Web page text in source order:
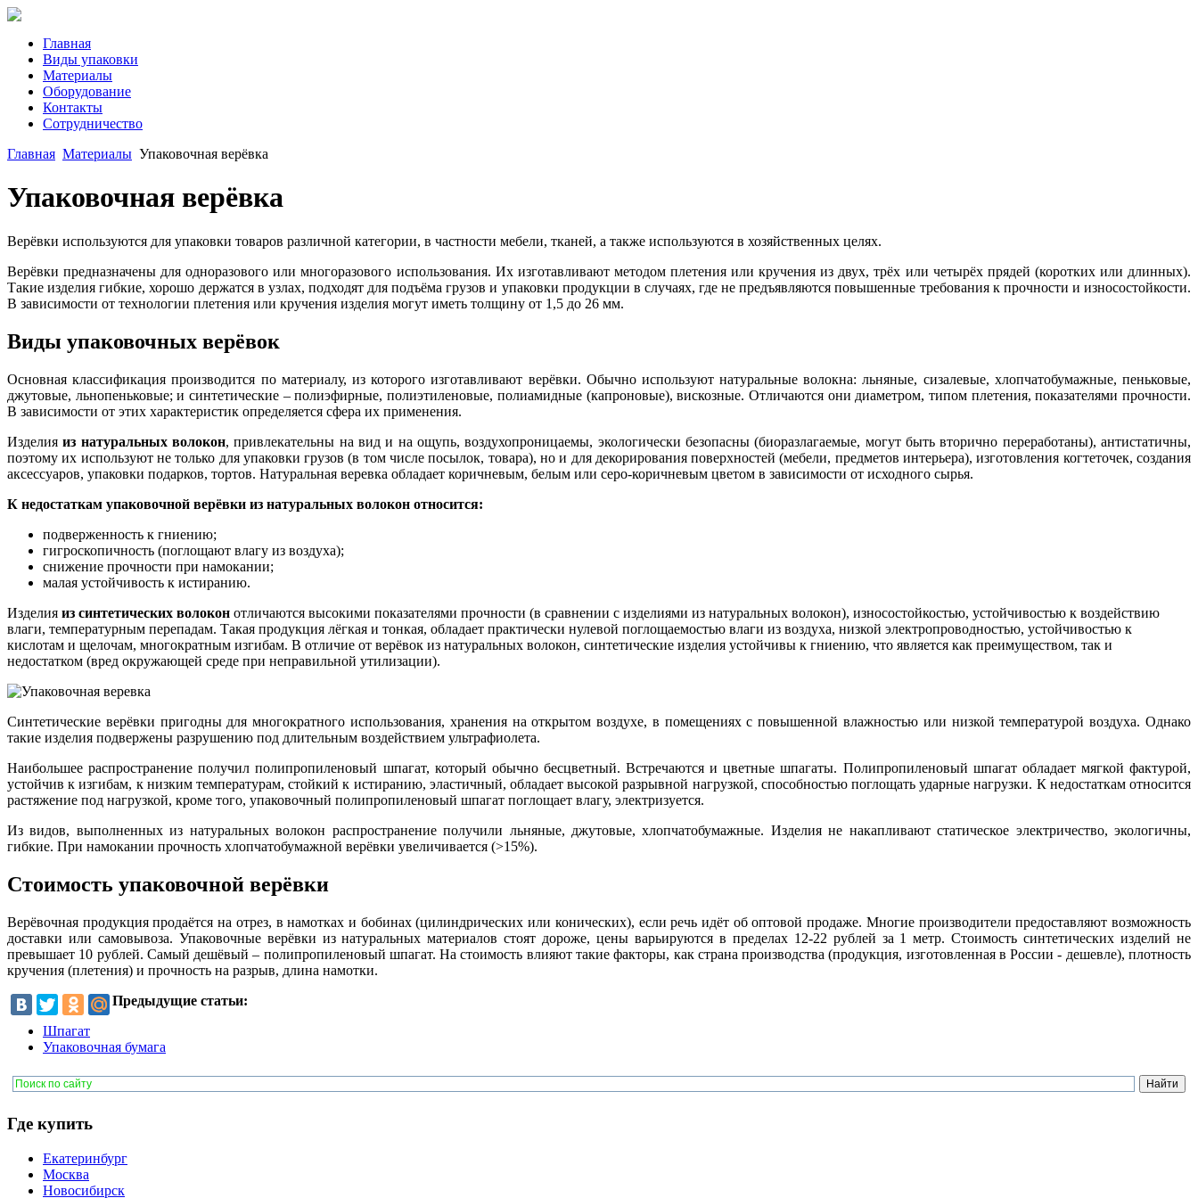
Главная
Виды упаковки
Материалы
Оборудование
Контакты
Сотрудничество
Главная Материалы Упаковочная верёвка
Упаковочная верёвка
Верёвки используются для упаковки товаров различной категории, в частности мебели, тканей, а также используются в хозяйственных целях.
Верёвки предназначены для одноразового или многоразового использования. Их изготавливают методом плетения или кручения из двух, трёх или четырёх прядей (коротких или длинных).
Такие изделия гибкие, хорошо держатся в узлах, подходят для подъёма грузов и упаковки продукции в случаях, где не предъявляются повышенные требования к прочности и износостойкости.
В зависимости от технологии плетения или кручения изделия могут иметь толщину от 1,5 до 26 мм.
Виды упаковочных верёвок
Основная классификация производится по материалу, из которого изготавливают верёвки. Обычно используют натуральные волокна: льняные, сизалевые, хлопчатобумажные, пеньковые,
джутовые, льнопеньковые; и синтетические – полиэфирные, полиэтиленовые, полиамидные (капроновые), вискозные. Отличаются они диаметром, типом плетения, показателями прочности.
В зависимости от этих характеристик определяется сфера их применения.
Изделияиз натуральных волокон, привлекательны на вид и на ощупь, воздухопроницаемы, экологически безопасны (биоразлагаемые, могут быть вторично переработаны), антистатичны,
поэтому их используют не только для упаковки грузов (в том числе посылок, товара), но и для декорирования поверхностей (мебели, предметов интерьера), изготовления когтеточек, создания
аксессуаров, упаковки подарков, тортов. Натуральная веревка обладает коричневым, белым или серо-коричневым цветом в зависимости от исходного сырья.
К недостаткам упаковочной верёвки из натуральных волокон относится:
подверженность к гниению;
гигроскопичность (поглощают влагу из воздуха);
снижение прочности при намокании;
малая устойчивость к истиранию.
Изделия из синтетических волокон отличаются высокими показателями прочности (в сравнении с изделиями из натуральных волокон), износостойкостью, устойчивостью к воздействию
влаги, температурным перепадам. Такая продукция лёгкая и тонкая, обладает практически нулевой поглощаемостью влаги из воздуха, низкой электропроводностью, устойчивостью к
кислотам и щелочам, многократным изгибам. В отличие от верёвок из натуральных волокон, синтетические изделия устойчивы к гниению, что является как преимуществом, так и
недостатком (вред окружающей среде при неправильной утилизации).
Синтетические верёвки пригодны для многократного использования, хранения на открытом воздухе, в помещениях с повышенной влажностью или низкой температурой воздуха. Однако
такие изделия подвержены разрушению под длительным воздействием ультрафиолета.
Наибольшее распространение получил полипропиленовый шпагат, который обычно бесцветный. Встречаются и цветные шпагаты. Полипропиленовый шпагат обладает мягкой фактурой,
устойчив к изгибам, к низким температурам, стойкий к истиранию, эластичный, обладает высокой разрывной нагрузкой, способностью поглощать ударные нагрузки. К недостаткам относится
растяжение под нагрузкой, кроме того, упаковочный полипропиленовый шпагат поглощает влагу, электризуется.
Из видов, выполненных из натуральных волокон распространение получили льняные, джутовые, хлопчатобумажные. Изделия не накапливают статическое электричество, экологичны,
гибкие. При намокании прочность хлопчатобумажной верёвки увеличивается (>15%).
Стоимость упаковочной верёвки
Верёвочная продукция продаётся на отрез, в намотках и бобинах (цилиндрических или конических), если речь идёт об оптовой продаже. Многие производители предоставляют возможность
доставки или самовывоза. Упаковочные верёвки из натуральных материалов стоят дороже, цены варьируются в пределах 12-22 рублей за 1 метр. Стоимость синтетических изделий не
превышает 10 рублей. Самый дешёвый – полипропиленовый шпагат. На стоимость влияют такие факторы, как страна производства (продукция, изготовленная в России - дешевле), плотность
кручения (плетения) и прочность на разрыв, длина намотки.
Предыдущие статьи:
Шпагат
Упаковочная бумага
Где купить
Екатеринбург
Москва
Новосибирск